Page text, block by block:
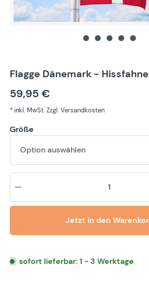
Flagge Dänemark -
59,95 €
* inkl. MwSt. Zzgl. Versandkosten
Größe
Option auswählen
Jetzt in den
sofort lieferbar: 1 - 3 Werktage